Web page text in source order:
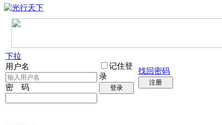
下拉
用户名
密 码
记住登
录
登录
找回密码
注册